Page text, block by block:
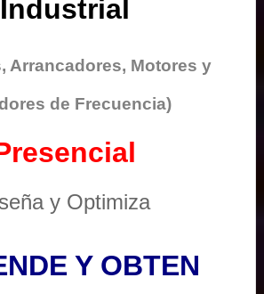
Industrial
Arrancadores, Motores y
de Frecuencia)
y Optimiza
Y OBTEN